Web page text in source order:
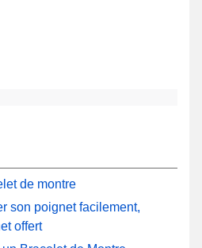
de montre
son poignet facilement,
offert